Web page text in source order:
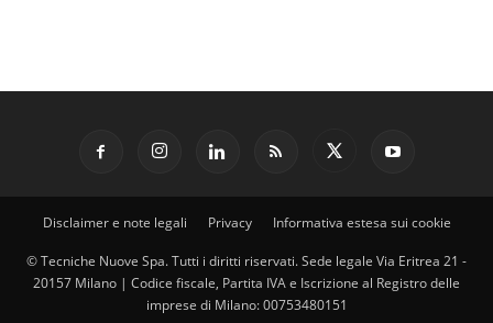
Disclaimer e note legali Privacy Informativa estesa sui cookie
© Tecniche Nuove Spa. Tutti i diritti riservati. Sede legale Via Eritrea 21 -
20157 Milano | Codice fiscale, Partita IVA e Iscrizione al Registro delle
imprese di Milano: 00753480151